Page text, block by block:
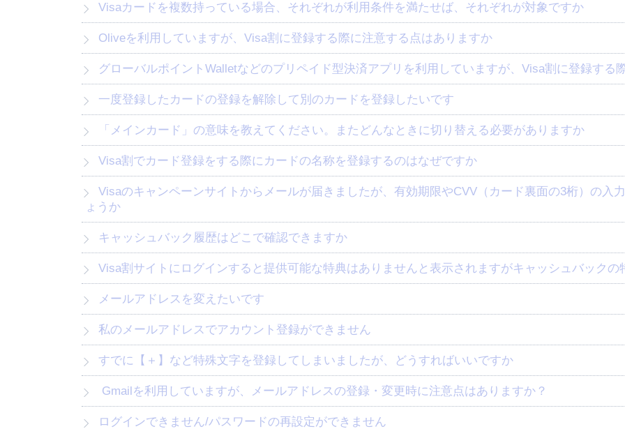
Visaカードを複数持っている場合、それぞれが利用条件を満たせば、それぞれが対象ですか
Oliveを利用していますが、Visa割に登録する際に注意する点はありますか
グローバルポイントWalletなどのプリペイド型決済アプリを利用していますが、Visa割に登録する
一度登録したカードの登録を解除して別のカードを登録したいです
「メインカード」の意味を教えてください。またどんなときに切り替える必要がありますか
Visa割でカード登録をする際にカードの名称を登録するのはなぜですか
ょうか
キャッシュバック履歴はどこで確認できますか
Visa割サイトにログインすると提供可能な特典はありませんと表示されますがキャッシュバック
メールアドレスを変えたいです
私のメールアドレスでアカウント登録ができません
すでに【＋】など特殊文字を登録してしまいましたが、どうすればいいですか
Gmailを利用していますが、メールアドレスの登録・変更時に注意点はありますか？
ログインできません/パスワードの再設定ができません